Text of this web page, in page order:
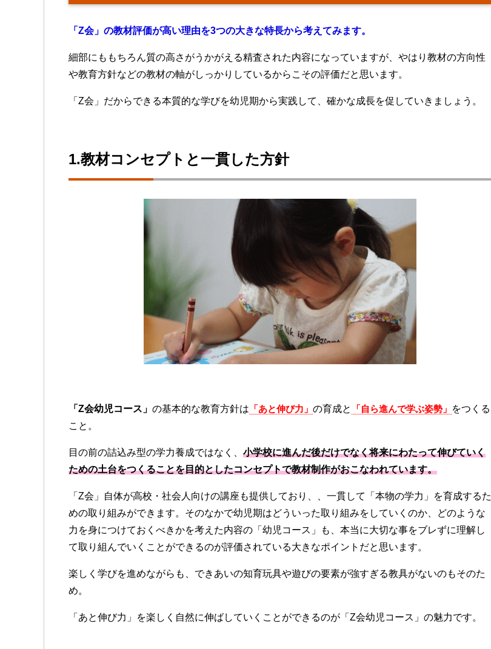
「Z会」の教材評価が高い理由を3つの大きな特長から考えてみます。
細部にももちろん質の高さがうかがえる精査された内容になっていますが、やはり教材の方向性
や教育方針などの教材の軸がしっかりしているからこその評価だと思います。
「Z会」だからできる本質的な学びを幼児期から実践して、確かな成長を促していきましょう。
1.教材コンセプトと一貫した方針
「Z会幼児コース」 の基本的な教育方針は 「あと伸び力」 の育成と 「自ら進んで学ぶ姿勢」 をつくる
こと。
目の前の詰込み型の学力養成ではなく、 小学校に進んだ後だけでなく将来にわたって伸びていく
ための土台をつくることを目的としたコンセプトで教材制作がおこなわれています。
「Z会」自体が高校・社会人向けの講座も提供しており、、一貫して「本物の学力」を育成するた
めの取り組みができます。そのなかで幼児期はどういった取り組みをしていくのか、どのような
力を身につけておくべきかを考えた内容の「幼児コース」も、本当に大切な事をブレずに理解し
て取り組んでいくことができるのが評価されている大きなポイントだと思います。
楽しく学びを進めながらも、できあいの知育玩具や遊びの要素が強すぎる教具がないのもそのた
め。
「あと伸び力」を楽しく自然に伸ばしていくことができるのが「Z会幼児コース」の魅力です。